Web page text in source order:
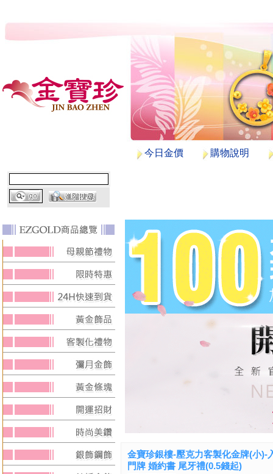
今日金價 購物說明
金寶珍銀樓-壓克力客製化金牌(小)-
門牌 婚約書 尾牙禮(0.5錢起)